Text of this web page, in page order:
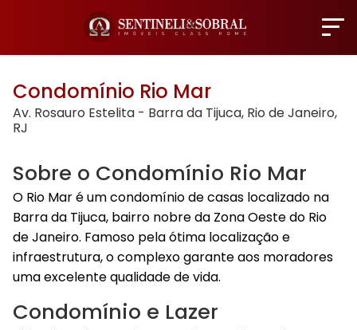
Condomínio Rio Mar
Av. Rosauro Estelita - Barra da Tijuca, Rio de Janeiro,
RJ
Sobre o Condomínio Rio Mar
O Rio Mar é um condomínio de casas localizado na
Barra da Tijuca, bairro nobre da Zona Oeste do Rio
de Janeiro. Famoso pela ótima localização e
infraestrutura, o complexo garante aos moradores
uma excelente qualidade de vida.
Condomínio e Lazer